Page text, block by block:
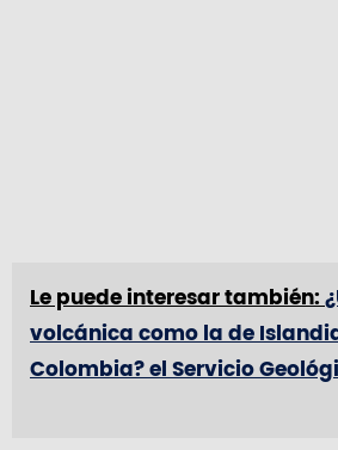
Le puede interesar también:
volcánica como la de
Colombia? el Servicio